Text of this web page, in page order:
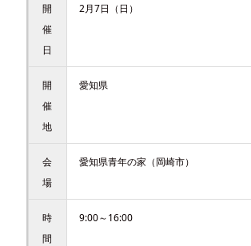
開
催
日
2月7日（日）
開
催
地
愛知県
会
場
愛知県青年の家（岡崎市）
時
間
9:00～16:00